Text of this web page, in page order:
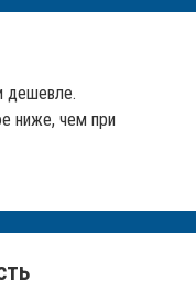
дешевле.
ниже, чем при